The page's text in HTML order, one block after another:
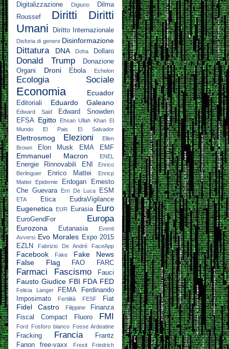
Digitalizzazione Digiuno
Dilma
Roussef
Diritti
Diritti
Umani
Diritto Internazionale
Disforia di genere Disinformazione
Dittatura DNA Doha Dollaro
Donald Trump
Donazione
Organi
Droni Ebola Echelon
Ecologia Sociale
Economia Ecuador
Editoriali Eduardo Galeano
Edward Said
Edward Snowden
EFSA Egitto Ehsan Ullah Khan El
Mundo
El Pais El Salvador
Elettrosmog Elezioni
Ellen
Brown
Elon Musk EMA EMF
Emmanuel Macron ENEL
Energie Rinnovabili ENI
Enrico
Berlinguer
Enrico Mattei
Enricp
Mattei
Epidemie Erdogan
Ernesto
Che Guevara
Erri De Luca ESM
ETA Etica EudraVigilance
Eugenetica EUR Eurasia Euro
EuroGendFor Europa
Eurozona Eutanasia
Eventi
Avversi Evo Morales Expo 2015
EZLN
Fabrizio De André FaceApp
Facebook Fake
Fake News
False Flag
FAO FARC
Farmaci Fascismo Fauci
Fausto Giudice FBI FDA FED
Felicia Langer FEMA
Ferdinando
Imposimato
Fertilità FESF Fiat
Fidel Castro Filippine
Finanza
Fiscal Compact
Fluoro FMI
Ford Fosforo bianco Fosse Ardeatine
Fracking Francia
Frantz
Fanon
free-vaxx Frexit
Friedrich